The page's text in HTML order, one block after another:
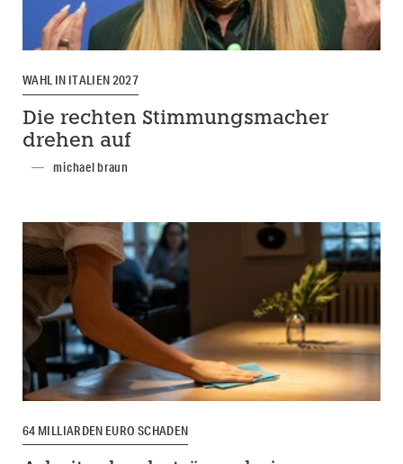
WAHL IN ITALIEN 2027
Die rechten Stimmungsmacher
drehen auf
michael braun
64 MILLIARDEN EURO SCHADEN